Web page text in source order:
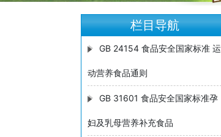
栏目导航
GB 24154 食品安全国家标准 运
动营养食品通则
GB 31601 食品安全国家标准孕
妇及乳母营养补充食品